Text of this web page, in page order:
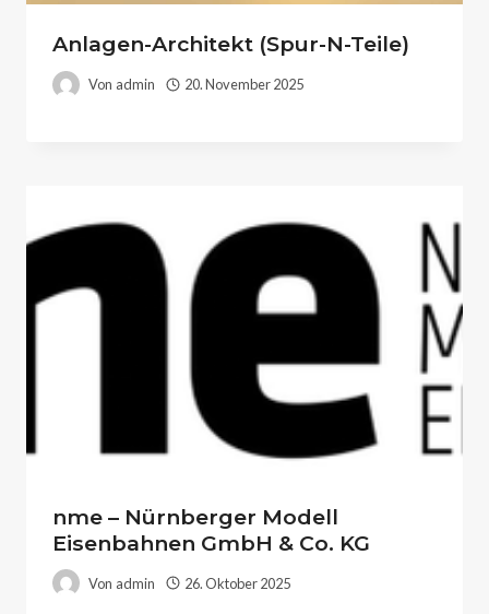
Anlagen-Architekt (Spur-N-Teile)
Von admin 20. November 2025
nme – Nürnberger Modell
Eisenbahnen GmbH & Co. KG
Von admin 26. Oktober 2025